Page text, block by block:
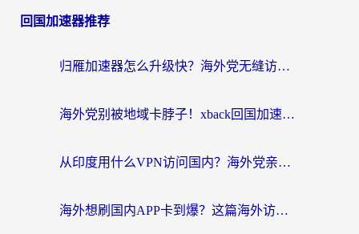
回国加速器推荐
归雁加速器怎么升级快？海外党无缝访问国内资源的全攻略（附免费VPN推荐Dcard热门款）
海外党别被地域卡脖子！xback回国加速器选择全攻略，轻松刷剧玩国服
从印度用什么VPN访问国内？海外党亲测的无缝回国上网指南
海外想刷国内APP卡到爆？这篇海外访问国内服务器加速指南帮你解决所有问题